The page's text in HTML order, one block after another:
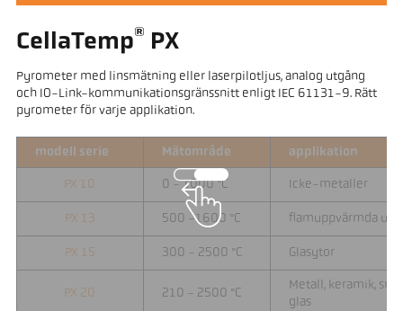
CellaTemp® PX
Pyrometer med linsmätning eller laserpilotljus, analog utgång
och IO-Link-kommunikationsgränssnitt enligt IEC 61131-9. Rätt
pyrometer för varje applikation.
modell serie Mätområde applikation
PX 10 0 - 1000 °C Icke-metaller
PX 13 500 -1600 °C flamuppvärmda
PX 15 300 - 2500 °C Glasytor
PX 20 210 - 2500 °C
Metall, keramik,
glas